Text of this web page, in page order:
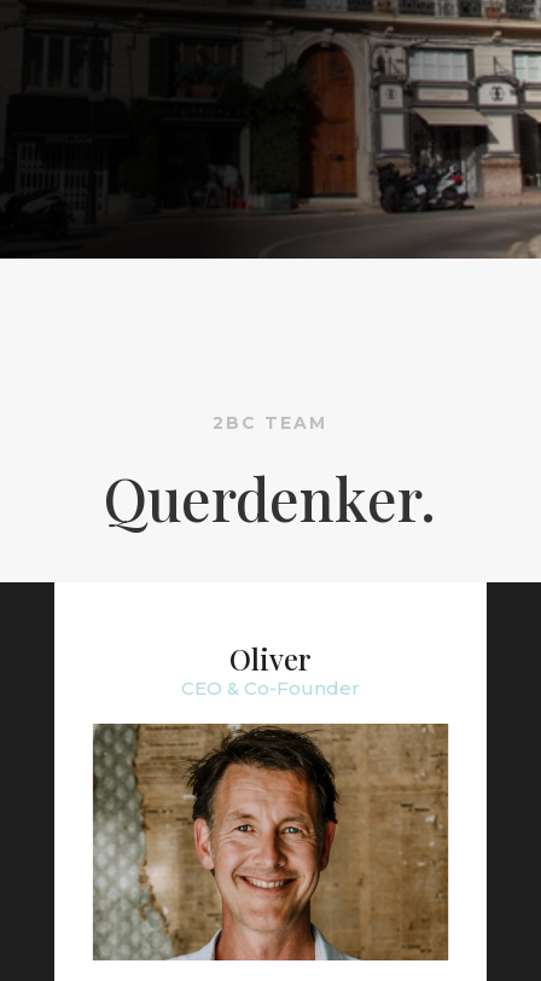
2BC TEAM
Querdenker.
Oliver
CEO & Co-Founder